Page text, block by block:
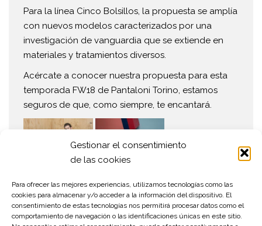
Gestionar el consentimiento
de las cookies
Para ofrecer las mejores experiencias, utilizamos tecnologías como las
cookies para almacenar y/o acceder a la información del dispositivo. El
consentimiento de estas tecnologías nos permitirá procesar datos como el
comportamiento de navegación o las identificaciones únicas en este sitio.
Para la línea Cinco Bolsillos, la propuesta se amplía
con nuevos modelos caracterizados por una
investigación de vanguardia que se extiende en
materiales y tratamientos diversos.
Acércate a conocer nuestra propuesta para esta
temporada FW18 de Pantaloni Torino, estamos
seguros de que, como siempre, te encantará.